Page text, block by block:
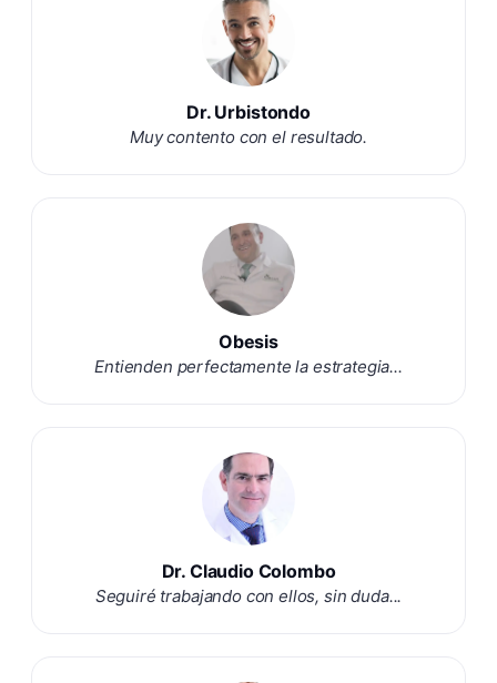
Dr. Urbistondo
Muy contento con el resultado.
Obesis
Entienden perfectamente la estrategia...
Dr. Claudio Colombo
Seguiré trabajando con ellos, sin duda...